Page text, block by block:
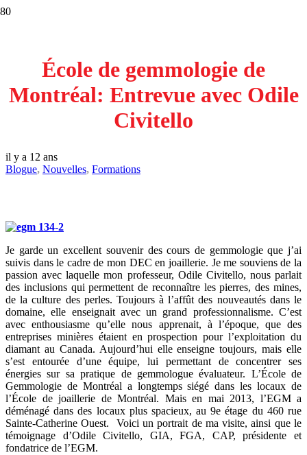
École de gemmologie de
Montréal: Entrevue avec Odile
Civitello
il y a 12 ans
Blogue, Nouvelles, Formations
Je garde un excellent souvenir des cours de gemmologie que j’ai
suivis dans le cadre de mon DEC en joaillerie. Je me souviens de la
passion avec laquelle mon professeur, Odile Civitello, nous parlait
des inclusions qui permettent de reconnaître les pierres, des mines,
de la culture des perles. Toujours à l’affût des nouveautés dans le
domaine, elle enseignait avec un grand professionnalisme. C’est
avec enthousiasme qu’elle nous apprenait, à l’époque, que des
entreprises minières étaient en prospection pour l’exploitation du
diamant au Canada. Aujourd’hui elle enseigne toujours, mais elle
s’est entourée d’une équipe, lui permettant de concentrer ses
énergies sur sa pratique de gemmologue évaluateur. L’École de
Gemmologie de Montréal a longtemps siégé dans les locaux de
l’École de joaillerie de Montréal. Mais en mai 2013, l’EGM a
déménagé dans des locaux plus spacieux, au 9e étage du 460 rue
Sainte-Catherine Ouest. Voici un portrait de ma visite, ainsi que le
témoignage d’Odile Civitello, GIA, FGA, CAP, présidente et
fondatrice de l’EGM.